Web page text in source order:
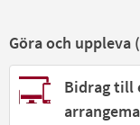
Göra och uppleva (
Bidrag till